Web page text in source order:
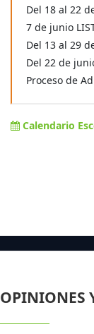
Del 18 al 22
7 de junio
Del 13 al 29
Del 22 de
Proceso de
Calendario
OPINIONES